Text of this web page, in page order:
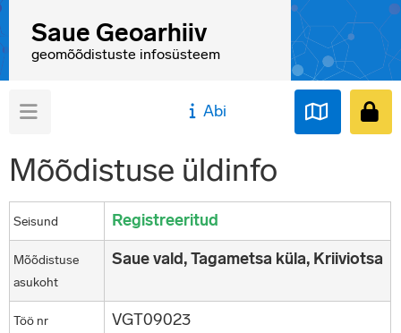
Saue Geoarhiiv
geomõõdistuste infosüsteem
Abi
Mõõdistuse üldinfo
Seisund Registreeritud
Mõõdistuse
asukoht
Saue vald, Tagametsa küla, Kriiviotsa
Töö nr VGT09023